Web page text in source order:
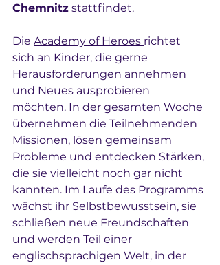
Chemnitz stattfindet.
Die Academy of Heroes richtet
sich an Kinder, die gerne
Herausforderungen annehmen
und Neues ausprobieren
möchten. In der gesamten Woche
übernehmen die Teilnehmenden
Missionen, lösen gemeinsam
Probleme und entdecken Stärken,
die sie vielleicht noch gar nicht
kannten. Im Laufe des Programms
wächst ihr Selbstbewusstsein, sie
schließen neue Freundschaften
und werden Teil einer
englischsprachigen Welt, in der